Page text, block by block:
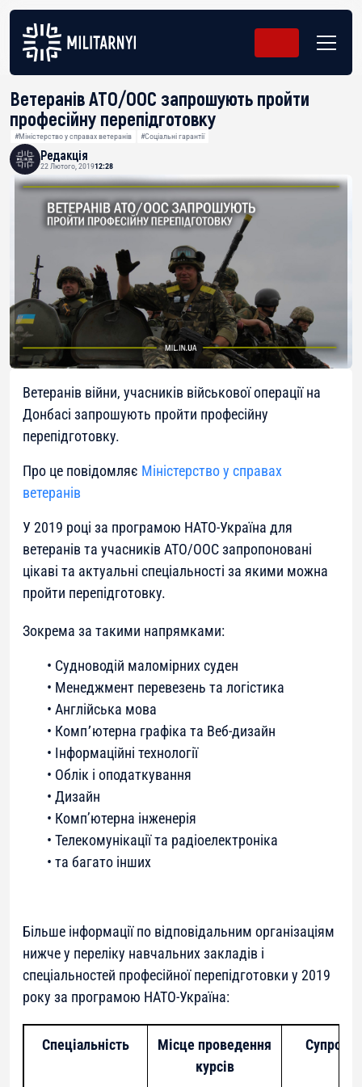
Ветеранів АТО/ООС запрошують пройти
професійну перепідготовку
#Міністерство у справах ветеранів #Соціальні гарантії
Редакція
22 Лютого, 201912:28
Ветеранів війни, учасників військової операції на
Донбасі запрошують пройти професійну
перепідготовку.
Про це повідомляє Міністерство у справах
ветеранів
У 2019 році за програмою НАТО-Україна для
ветеранів та учасників АТО/ООС запропоновані
цікаві та актуальні спеціальності за якими можна
пройти перепідготовку.
Зокрема за такими напрямками:
• Судноводій маломірних суден
• Менеджмент перевезень та логістика
• Англійська мова
• Комп՚ютерна графіка та Веб-дизайн
• Інформаційні технології
• Облік і оподаткування
• Дизайн
• Комп’ютерна інженерія
• Телекомунікації та радіоелектроніка
• та багато інших
Більше інформації по відповідальним організаціям
нижче у переліку навчальних закладів і
спеціальностей професійної перепідготовки у 2019
року за програмою НАТО-Україна:
Спеціальність
Місце проведення
курсів